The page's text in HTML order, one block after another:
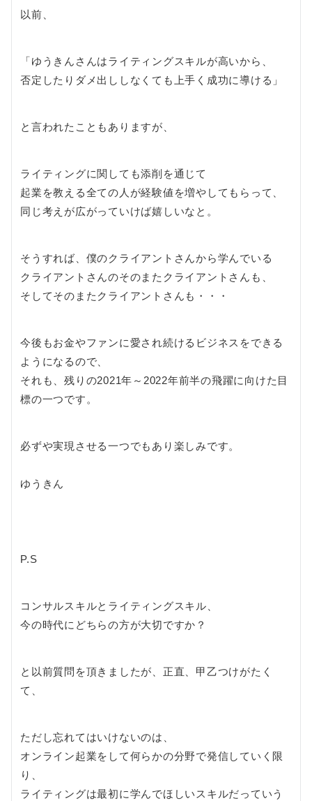
以前、
「ゆうきんさんはライティングスキルが高いから、
否定したりダメ出ししなくても上手く成功に導ける」
と言われたこともありますが、
ライティングに関しても添削を通じて
起業を教える全ての人が経験値を増やしてもらって、
同じ考えが広がっていけば嬉しいなと。
そうすれば、僕のクライアントさんから学んでいる
クライアントさんのそのまたクライアントさんも、
そしてそのまたクライアントさんも・・・
今後もお金やファンに愛され続けるビジネスをできる
ようになるので、
それも、残りの2021年～2022年前半の飛躍に向けた目
標の一つです。
必ずや実現させる一つでもあり楽しみです。
ゆうきん
P.S
コンサルスキルとライティングスキル、
今の時代にどちらの方が大切ですか？
と以前質問を頂きましたが、正直、甲乙つけがたく
て、
ただし忘れてはいけないのは、
オンライン起業をして何らかの分野で発信していく限
り、
ライティングは最初に学んでほしいスキルだっていう